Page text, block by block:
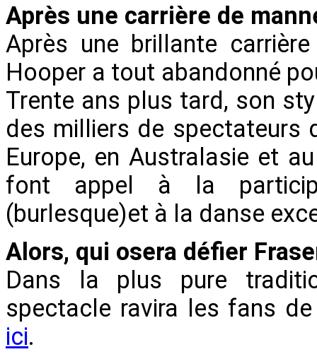
Après une carrière de
Après une brillante
Hooper a tout abandonné
Trente ans plus tard, son
des milliers de spectateurs
Europe, en Australasie et
font appel à la
(burlesque)et à la danse
Alors, qui osera défier
Dans la plus pure
spectacle ravira les fans
ici.